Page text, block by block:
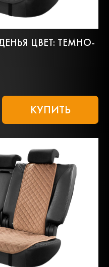
ЦВЕТ: ТЕМНО-
КУПИТЬ